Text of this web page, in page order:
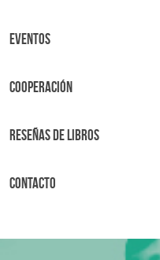
Eventos
Cooperación
Reseñas de libros
Contacto